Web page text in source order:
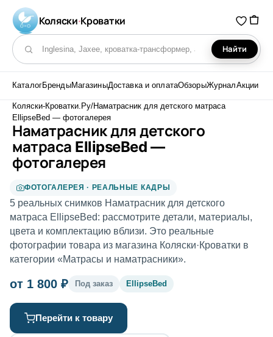
Коляски·Кроватки
Поиск по каталогу
Найти
КаталогБрендыМагазиныДоставка и оплатаОбзорыЖурналАкции
Коляски-Кроватки.Ру/Наматрасник для детского матраса
EllipseBed — фотогалерея
Наматрасник для детского
матраса EllipseBed —
фотогалерея
ФОТОГАЛЕРЕЯ · РЕАЛЬНЫЕ КАДРЫ
5 реальных снимков Наматрасник для детского
матраса EllipseBed: рассмотрите детали, материалы,
цвета и комплектацию вблизи. Это реальные
фотографии товара из магазина Коляски·Кроватки в
категории «Матрасы и наматрасники».
от 1 800 ₽ Под заказ EllipseBed
Перейти к товару